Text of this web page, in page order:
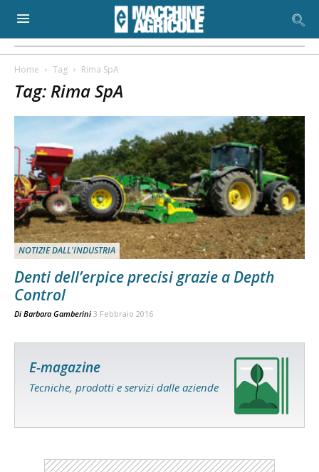
Home Tag Rima SpA
Tag: Rima SpA
NOTIZIE DALL'INDUSTRIA
Denti dell’erpice precisi grazie a Depth
Control
Di Barbara Gamberini 3 Febbraio 2016
E-magazine
Tecniche, prodotti e servizi dalle aziende